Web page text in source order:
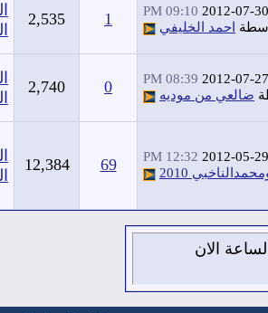
2012-07-30
09:10 PM
احمد الخليفي 1
2,535
2012-07-27
08:39 PM
ضالعي من موديه 0
2,740
2012-05-29
12:32 PM
2010
69
12,384
من اغسطس 2026 , الساعة الان